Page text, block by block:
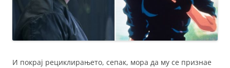
И покрај рециклирањето, сепак, мора да му се признае